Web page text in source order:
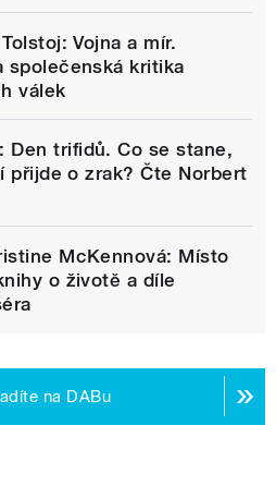
Vojna a mír.
společenská kritika
válek
Den trifidů. Co se stane,
přijde o zrak? Čte Norbert
McKennová: Místo
o životě a díle
na DABu